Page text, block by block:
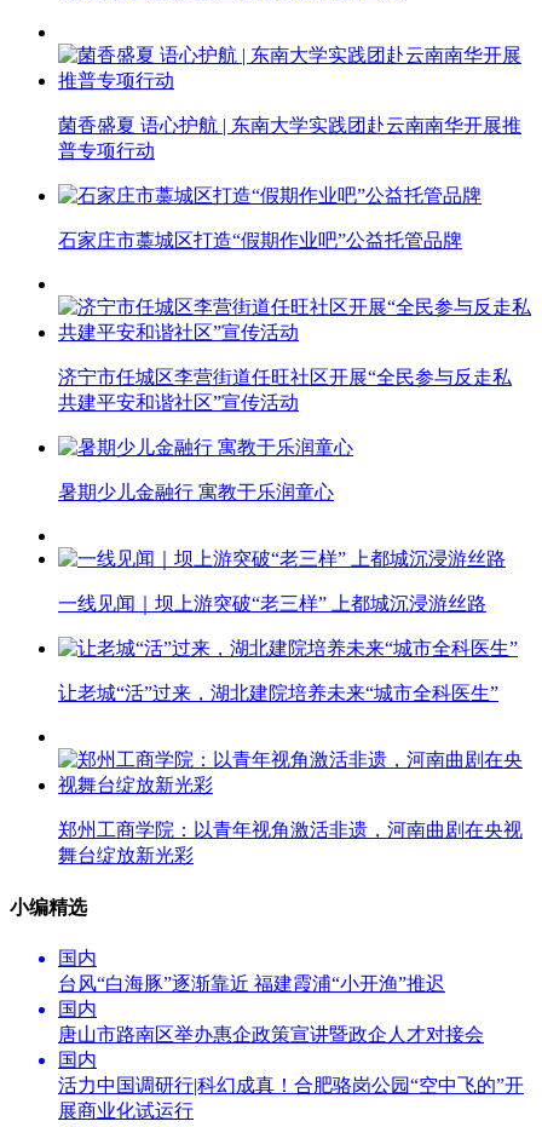
菌香盛夏 语心护航 | 东南大学实践团赴云南南华开展推
普专项行动
石家庄市藁城区打造“假期作业吧”公益托管品牌
济宁市任城区李营街道任旺社区开展“全民参与反走私
共建平安和谐社区”宣传活动
暑期少儿金融行 寓教于乐润童心
一线见闻｜坝上游突破“老三样” 上都城沉浸游丝路
让老城“活”过来，湖北建院培养未来“城市全科医生”
郑州工商学院：以青年视角激活非遗，河南曲剧在央视
舞台绽放新光彩
小编精选
国内
台风“白海豚”逐渐靠近 福建霞浦“小开渔”推迟
国内
唐山市路南区举办惠企政策宣讲暨政企人才对接会
国内
活力中国调研行|科幻成真！合肥骆岗公园“空中飞的”开
展商业化试运行